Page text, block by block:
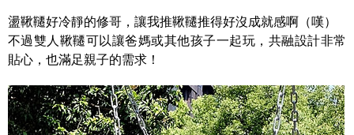
盪鞦韆好冷靜的修哥，讓我推鞦韆推得好沒成就感啊（嘆）
不過雙人鞦韆可以讓爸媽或其他孩子一起玩，共融設計非常
貼心，也滿足親子的需求！